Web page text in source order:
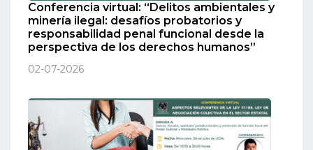
Conferencia virtual: “Delitos ambientales y
minería ilegal: desafíos probatorios y
responsabilidad penal funcional desde la
perspectiva de los derechos humanos”
02-07-2026